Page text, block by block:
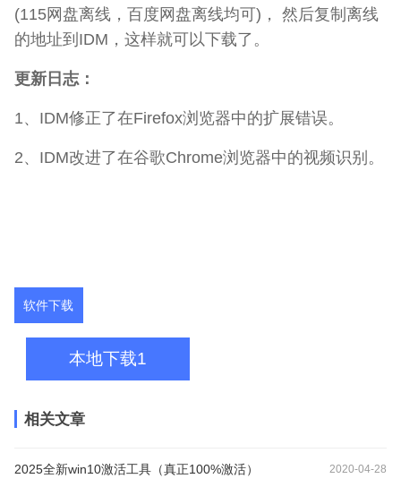
(115网盘离线，百度网盘离线均可)， 然后复制离线
的地址到IDM，这样就可以下载了。
更新日志：
1、IDM修正了在Firefox浏览器中的扩展错误。
2、IDM改进了在谷歌Chrome浏览器中的视频识别。
软件下载
本地下载1
相关文章
2025全新win10激活工具（真正100%激活） 2020-04-28